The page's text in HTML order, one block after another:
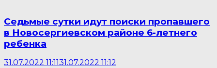
Седьмые сутки идут поиски пропавшего
в Новосергиевском районе 6-летнего
ребенка
31.07.2022 11:1131.07.2022 11:12